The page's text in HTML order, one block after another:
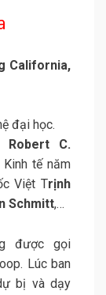
California,
đại học.
Robert C.
tế năm
Việt Trịnh
Schmitt,…
được gọi
Lúc ban
bị và dạy